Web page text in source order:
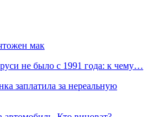
мак
не было с 1991 года: к чему…
заплатила за нереальную